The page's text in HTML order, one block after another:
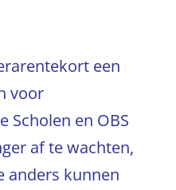
een
voor
Scholen en OBS
af te wachten,
anders kunnen